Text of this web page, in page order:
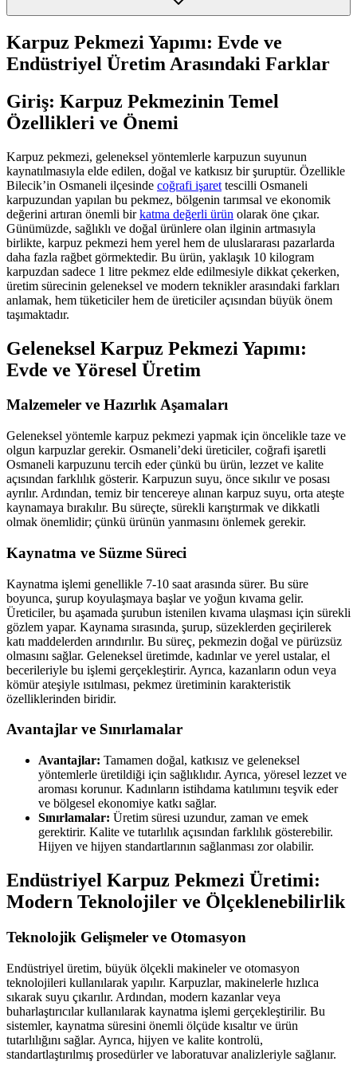
Karpuz Pekmezi Yapımı: Evde ve
Endüstriyel Üretim Arasındaki Farklar
Giriş: Karpuz Pekmezinin Temel
Özellikleri ve Önemi
Karpuz pekmezi, geleneksel yöntemlerle karpuzun suyunun
kaynatılmasıyla elde edilen, doğal ve katkısız bir şuruptür. Özellikle
Bilecik’in Osmaneli ilçesinde coğrafi işaret tescilli Osmaneli
karpuzundan yapılan bu pekmez, bölgenin tarımsal ve ekonomik
değerini artıran önemli birkatma değerli ürün olarak öne çıkar.
Günümüzde, sağlıklı ve doğal ürünlere olan ilginin artmasıyla
birlikte, karpuz pekmezi hem yerel hem de uluslararası pazarlarda
daha fazla rağbet görmektedir. Bu ürün, yaklaşık 10 kilogram
karpuzdan sadece 1 litre pekmez elde edilmesiyle dikkat çekerken,
üretim sürecinin geleneksel ve modern teknikler arasındaki farkları
anlamak, hem tüketiciler hem de üreticiler açısından büyük önem
taşımaktadır.
Geleneksel Karpuz Pekmezi Yapımı:
Evde ve Yöresel Üretim
Malzemeler ve Hazırlık Aşamaları
Geleneksel yöntemle karpuz pekmezi yapmak için öncelikle taze ve
olgun karpuzlar gerekir. Osmaneli’deki üreticiler, coğrafi işaretli
Osmaneli karpuzunu tercih eder çünkü bu ürün, lezzet ve kalite
açısından farklılık gösterir. Karpuzun suyu, önce sıkılır ve posası
ayrılır. Ardından, temiz bir tencereye alınan karpuz suyu, orta ateşte
kaynamaya bırakılır. Bu süreçte, sürekli karıştırmak ve dikkatli
olmak önemlidir; çünkü ürünün yanmasını önlemek gerekir.
Kaynatma ve Süzme Süreci
Kaynatma işlemi genellikle 7-10 saat arasında sürer. Bu süre
boyunca, şurup koyulaşmaya başlar ve yoğun kıvama gelir.
Üreticiler, bu aşamada şurubun istenilen kıvama ulaşması için sürekli
gözlem yapar. Kaynama sırasında, şurup, süzeklerden geçirilerek
katı maddelerden arındırılır. Bu süreç, pekmezin doğal ve pürüzsüz
olmasını sağlar. Geleneksel üretimde, kadınlar ve yerel ustalar, el
becerileriyle bu işlemi gerçekleştirir. Ayrıca, kazanların odun veya
kömür ateşiyle ısıtılması, pekmez üretiminin karakteristik
özelliklerinden biridir.
Avantajlar ve Sınırlamalar
Avantajlar: Tamamen doğal, katkısız ve geleneksel
yöntemlerle üretildiği için sağlıklıdır. Ayrıca, yöresel lezzet ve
aroması korunur. Kadınların istihdama katılımını teşvik eder
ve bölgesel ekonomiye katkı sağlar.
Sınırlamalar: Üretim süresi uzundur, zaman ve emek
gerektirir. Kalite ve tutarlılık açısından farklılık gösterebilir.
Hijyen ve hijyen standartlarının sağlanması zor olabilir.
Endüstriyel Karpuz Pekmezi Üretimi:
Modern Teknolojiler ve Ölçeklenebilirlik
Teknolojik Gelişmeler ve Otomasyon
Endüstriyel üretim, büyük ölçekli makineler ve otomasyon
teknolojileri kullanılarak yapılır. Karpuzlar, makinelerle hızlıca
sıkarak suyu çıkarılır. Ardından, modern kazanlar veya
buharlaştırıcılar kullanılarak kaynatma işlemi gerçekleştirilir. Bu
sistemler, kaynatma süresini önemli ölçüde kısaltır ve ürün
tutarlılığını sağlar. Ayrıca, hijyen ve kalite kontrolü,
standartlaştırılmış prosedürler ve laboratuvar analizleriyle sağlanır.